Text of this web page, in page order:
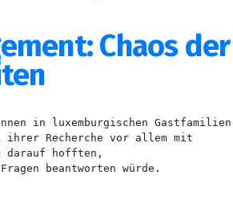
Chaos der
in luxemburgischen Gastfamilien
ihrer Recherche vor allem mit
darauf hofften,
beantworten würde.